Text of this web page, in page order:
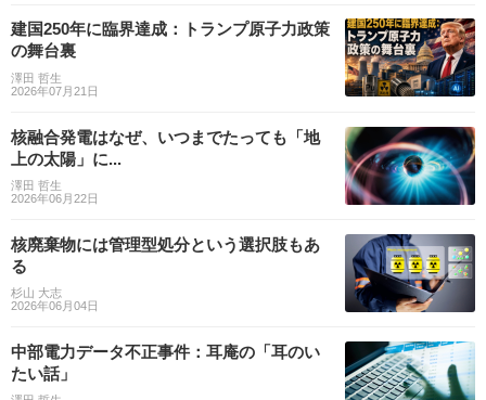
建国250年に臨界達成：トランプ原子力政策
の舞台裏
澤田 哲生
2026年07月21日
核融合発電はなぜ、いつまでたっても「地
上の太陽」に...
澤田 哲生
2026年06月22日
核廃棄物には管理型処分という選択肢もあ
る
杉山 大志
2026年06月04日
中部電力データ不正事件：耳庵の「耳のい
たい話」